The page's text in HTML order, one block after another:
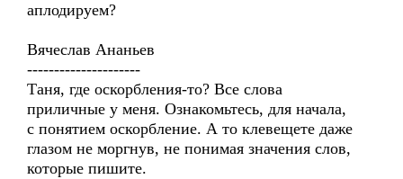
аплодируем?
Вячеслав Ананьев
---------------------
Таня, где оскорбления-то? Все слова
приличные у меня. Ознакомьтесь, для начала,
с понятием оскорбление. А то клевещете даже
глазом не моргнув, не понимая значения слов,
которые пишите.